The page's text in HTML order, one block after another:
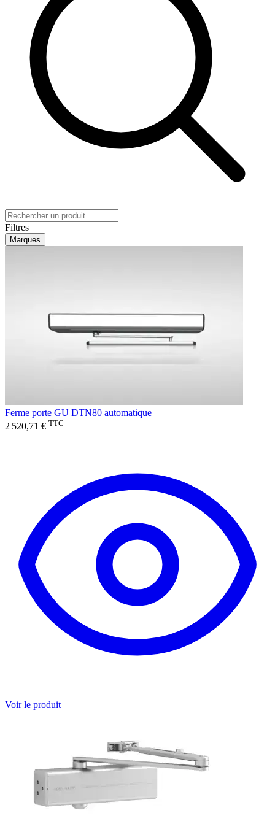
Filtres
Marques
Ferme porte GU DTN80 automatique
2 520,71 € TTC
Voir le produit